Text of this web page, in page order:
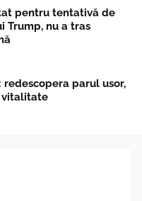
pentru tentativă de
Trump, nu a tras
redescopera parul usor,
vitalitate